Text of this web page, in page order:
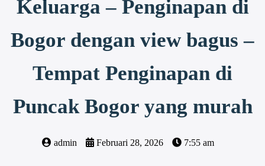
Keluarga – Penginapan di
Bogor dengan view bagus –
Tempat Penginapan di
Puncak Bogor yang murah
admin Februari 28, 2026 7:55 am